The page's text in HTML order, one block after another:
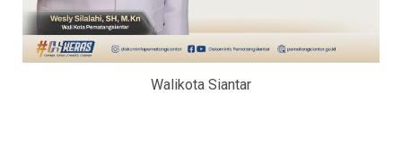
Walikota Siantar